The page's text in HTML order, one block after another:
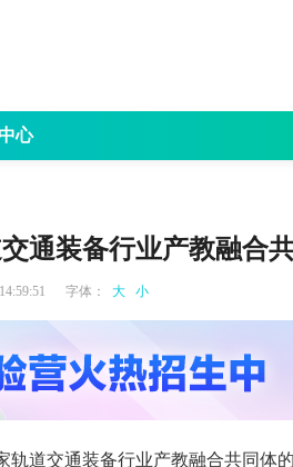
心
考研报名
通装备行业产教融合
字体： 大 小
道交通装备行业产教融合共同体